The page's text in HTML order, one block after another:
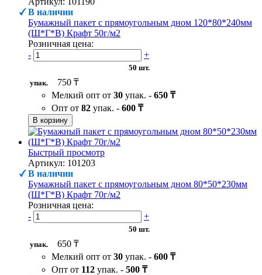
В наличии
Бумажный пакет с прямоугольным дном 120*80*240мм
(Ш*Г*В) Крафт 50г/м2
Розничная цена:
-
+
50 шт.
упак.
750 ₸
Мелкий опт от 30 упак. - 650 ₸
Опт от 82 упак. - 600 ₸
В корзину
Быстрый просмотр
Артикул: 101203
В наличии
Бумажный пакет с прямоугольным дном 80*50*230мм
(Ш*Г*В) Крафт 70г/м2
Розничная цена:
-
+
50 шт.
упак.
650 ₸
Мелкий опт от 30 упак. - 600 ₸
Опт от 112 упак. - 500 ₸